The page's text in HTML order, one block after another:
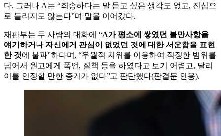
다. 그러나 A는 “죄송하다는 말 듣고 싶은 생각도 없고, 진심으
로 들리지도 않는다”며 말을 이어갔다.
재판부는 두 사람의 대화에 “A가 평소에 쌓였던 불만사항을
얘기하거나 자신에게 관심이 없었던 것에 대한 서운함을 표현
한 것에 불과”하다며, “우월적 지위를 이용하여 적정한 범위를
넘어서 원고에게 폭언, 질책 등을 하였다고 보기 어렵고, 달리
이를 인정할 만한 증거가 없다”고 판단했다(판결문 인용).